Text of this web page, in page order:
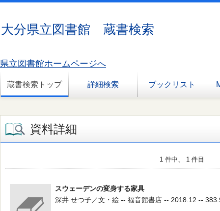
大分県立図書館 蔵書検索
県立図書館ホームページへ
蔵書検索トップ 詳細検索 ブックリスト
資料詳細
1 件中、 1 件目
スウェーデンの変身する家具
深井 せつ子／文・絵 -- 福音館書店 -- 2018.12 --